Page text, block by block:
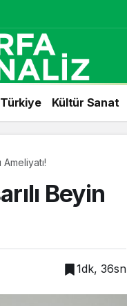
Türkiye Kültür Sanat
Beyin
1dk, 36sn